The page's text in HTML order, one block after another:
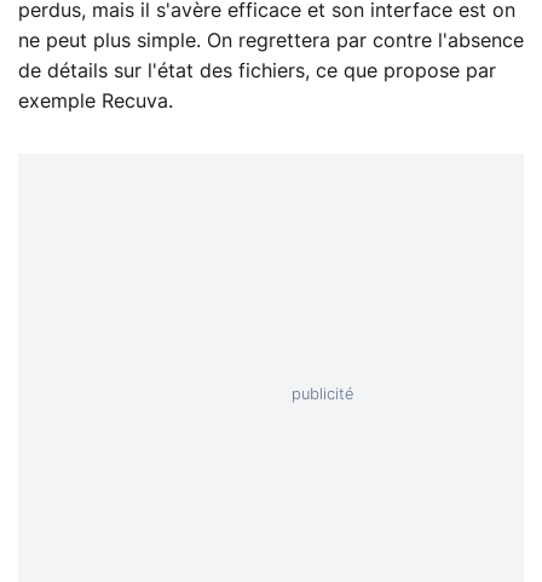
perdus, mais il s'avère efficace et son interface est on
ne peut plus simple. On regrettera par contre l'absence
de détails sur l'état des fichiers, ce que propose par
exemple Recuva.